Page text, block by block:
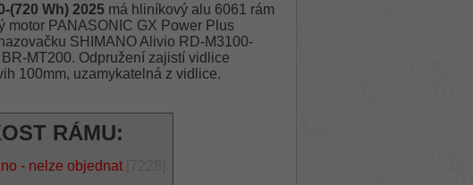
(720 Wh) 2025má hliníkový alu 6061 rám
motor PANASONIC GX Power Plus
SHIMANO Alivio RD-M3100-
MT200. Odpružení zajistí vidlice
100mm, uzamykatelná z vidlice.
RÁMU:
- nelze objednat